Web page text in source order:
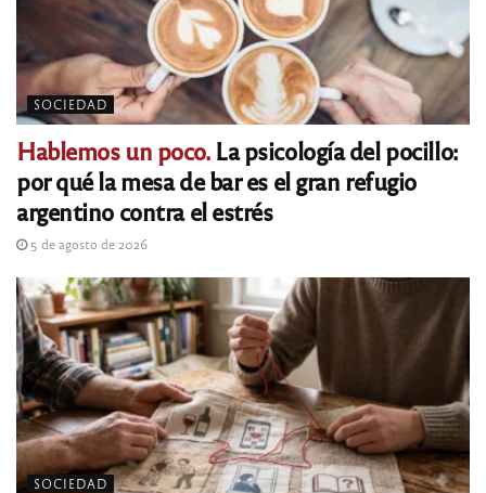
SOCIEDAD
Hablemos un poco.La psicología del pocillo:
por qué la mesa de bar es el gran refugio
argentino contra el estrés
5 de agosto de 2026
SOCIEDAD